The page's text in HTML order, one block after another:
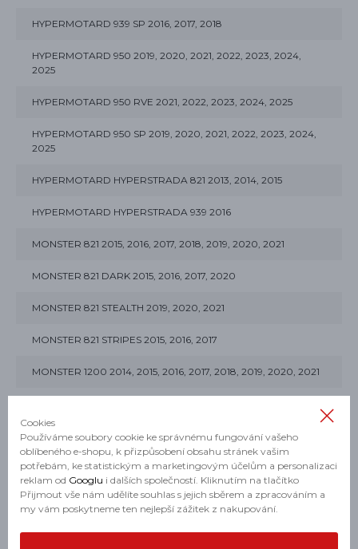
HYPERMOTARD 939 SP 2016, 2017, 2018
HYPERMOTARD 950 2019, 2020, 2021, 2022, 2023, 2024,
2025
HYPERMOTARD 950 RVE 2021, 2022, 2023, 2024, 2025
HYPERMOTARD 950 SP 2019, 2020, 2021, 2022, 2023, 2024,
2025
HYPERMOTARD HYPERSTRADA 821 2013, 2014, 2015
HYPERMOTARD HYPERSTRADA 939 2016
MONSTER 821 2015, 2016, 2017, 2018, 2019, 2020, 2021
MONSTER 821 DARK 2015, 2016, 2017, 2020
MONSTER 821 STEALTH 2019, 2020, 2021
MONSTER 821 STRIPES 2015, 2016, 2017
MONSTER 1200 2014, 2015, 2016, 2017, 2018, 2019, 2020, 2021
MONSTER 1200 R 2016, 2017, 2018, 2019
MONSTER 1200 S 2014, 2015, 2016, 2017, 2018, 2019, 2020
MONSTER 1200 S STRIPES 2015, 2016
MONSTER MONSTER + 2021, 2022, 2023, 2024, 2025
Cookies
Používáme soubory cookie ke správnému fungování vašeho
oblíbeného e-shopu, k přizpůsobení obsahu stránek vašim
potřebám, ke statistickým a marketingovým účelům a personalizaci
reklam od Googlu i dalších společností. Kliknutím na tlačítko
Přijmout vše nám udělíte souhlas s jejich sběrem a zpracováním a
my vám poskytneme ten nejlepší zážitek z nakupování.